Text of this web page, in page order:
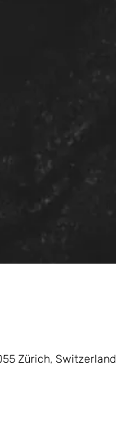
Zürich, Switzerland